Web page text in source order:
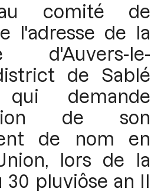
comité de
l'adresse de la
d'Auvers-le-
de Sablé
qui demande
de son
de nom en
lors de la
30 pluviôse an II